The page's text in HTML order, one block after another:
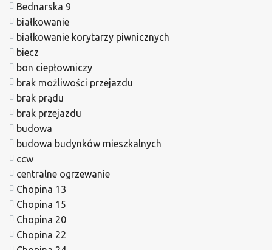
Bednarska 9
białkowanie
białkowanie korytarzy piwnicznych
biecz
bon ciepłowniczy
brak możliwości przejazdu
brak prądu
brak przejazdu
budowa
budowa budynków mieszkalnych
ccw
centralne ogrzewanie
Chopina 13
Chopina 15
Chopina 20
Chopina 22